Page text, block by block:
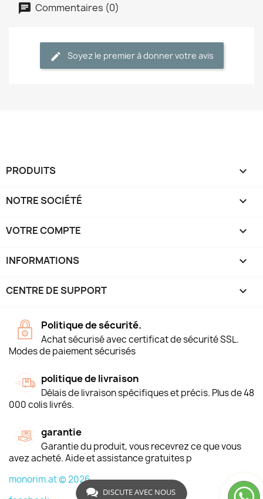
Commentaires (0)
Soyez le premier à donner votre avis
PRODUITS 
NOTRE SOCIÉTÉ 
VOTRE COMPTE 
INFORMATIONS keyboard_arrow_down
CENTRE DE SUPPORT 
Politique de sécurité.
Achat sécurisé avec certificat de sécurité SSL.
Modes de paiement sécurisés
politique de livraison
Délais de livraison spécifiques et précis. Plus de 48
000 colis livrés.
garantie
Garantie du produit, vous recevrez ce que vous
avez acheté. Aide et assistance gratuites p
monorim.at © 2026
DISCUTE AVEC NOUS